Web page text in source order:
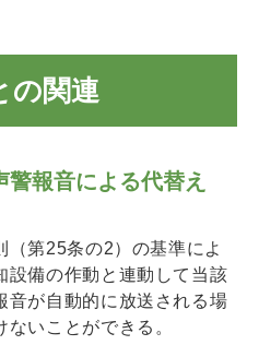
の関連
警報音による代替え
（第25条の2）の基準によ
設備の作動と連動して当該
音が自動的に放送される場
いことができる。